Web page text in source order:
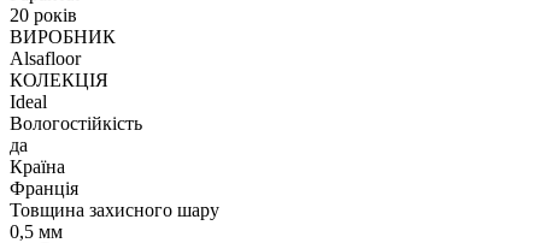
20 років
ВИРОБНИК
Alsafloor
КОЛЕКЦІЯ
Ideal
Вологостійкість
да
Країна
Франція
Товщина захисного шару
0,5 мм